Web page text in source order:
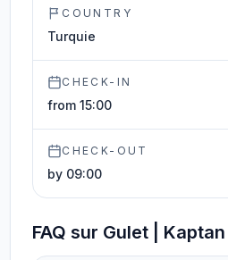
COUNTRY
Turquie
CHECK-IN
from 15:00
CHECK-OUT
by 09:00
FAQ sur Gulet |